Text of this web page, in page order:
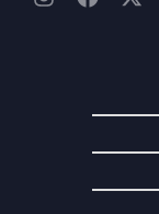
k
e